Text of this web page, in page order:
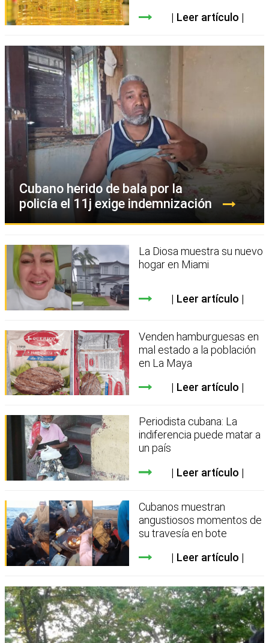
Leer artículo
Cubano herido de bala por la
policía el 11j exige indemnización
La Diosa muestra su nuevo
hogar en Miami
Leer artículo
Venden hamburguesas en
mal estado a la población
en La Maya
Leer artículo
Periodista cubana: La
indiferencia puede matar a
un país
Leer artículo
Cubanos muestran
angustiosos momentos de
su travesía en bote
Leer artículo